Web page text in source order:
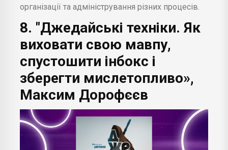
організації та адміністрування різних процесів.
8. "Джедайські техніки. Як
виховати свою мавпу,
спустошити інбокс і
зберегти мислетопливо»,
Максим Дорофєєв